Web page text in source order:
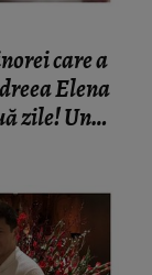
care a
Elena
zile! Un